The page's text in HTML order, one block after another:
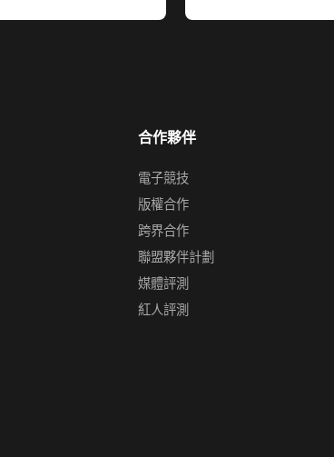
合作夥伴
電子競技
版權合作
跨界合作
聯盟夥伴計劃
媒體評測
紅人評測